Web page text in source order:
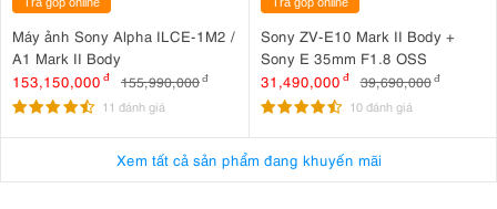
này đặc biệt hữu ích trong các buổi livestream hoặc set quay cần tốc
độ thiết lập nhanh.
Máy ảnh Sony Alpha ILCE-1M2 /
A1 Mark II Body
153,150,000 đ 155,990,000đ
11 đánh giá
Sony ZV-E10 Mark II Body +
Sony E 35mm F1.8 OSS
31,490,000 đ 39,690,000 đ
10 đánh giá
Xem tất cả sản phẩm đang khuyến mãi